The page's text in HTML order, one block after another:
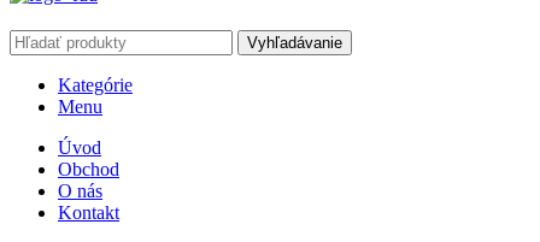
Vyhľadávanie
Kategórie
Menu
Úvod
Obchod
O nás
Kontakt